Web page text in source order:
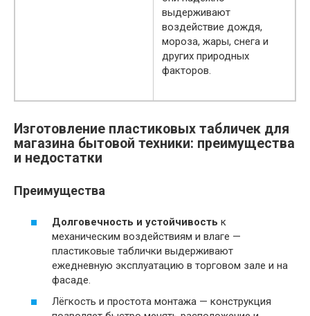
выдерживают
воздействие дождя,
мороза, жары, снега и
других природных
факторов.
Изготовление пластиковых табличек для
магазина бытовой техники: преимущества
и недостатки
Преимущества
Долговечность и устойчивость к
механическим воздействиям и влаге —
пластиковые таблички выдерживают
ежедневную эксплуатацию в торговом зале и на
фасаде.
Лёгкость и простота монтажа — конструкция